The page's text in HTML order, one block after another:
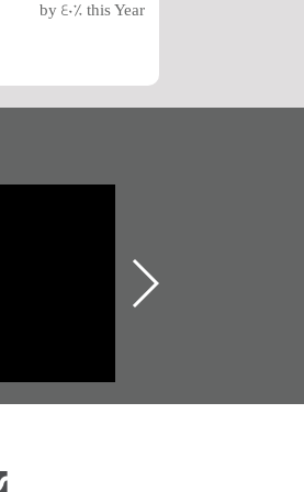
by 40% this Year
الشهيد سيد كاظم
السهلاوي في ذكراه